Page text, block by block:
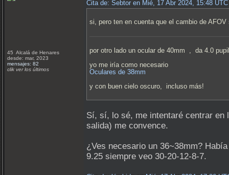
45 Alcalá de Henares
desde: mar, 2023
mensajes: 82
clik ver los últimos
Cita de: Sebtor en Mié, 17 Abr 2024, 15:48 UTC
si, pero ten en cuenta que el cambio de
por otro lado un ocular de 40mm , da 4.0
yo me iría como necesario
Oculares de 38mm
y con buen cielo oscuro, incluso más!
Sí, sí, lo sé, me intentaré centrar en
salida) me convence.
¿Ves necesario un 36~38mm?
9.25 siempre veo 30-20-12-8-7.